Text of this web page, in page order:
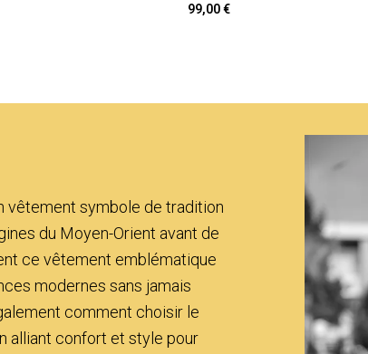
99,00€
vêtement symbole de tradition
du Moyen-Orient avant de
ce vêtement emblématique
modernes sans jamais
comment choisir le
alliant confort et style pour